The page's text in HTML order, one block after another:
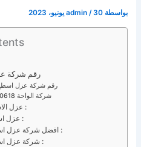
بواسطة admin /30 يونيو، 2023
رقم شركة
رقم شركة عزل
شركة الواحة 0571520618
عزل الاسطح بالرياض :
عزل اسقف بالرياض :
افضل شركة عزل اسقف بالرياض :
شركة عزل اسقف بالرياض :